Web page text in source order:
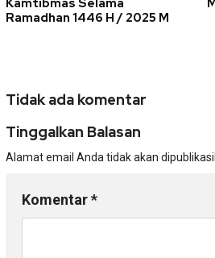
Ramadhan 1446 H / 2025 M
Tidak ada komentar
Tinggalkan Balasan
Alamat email Anda tidak akan
Komentar*